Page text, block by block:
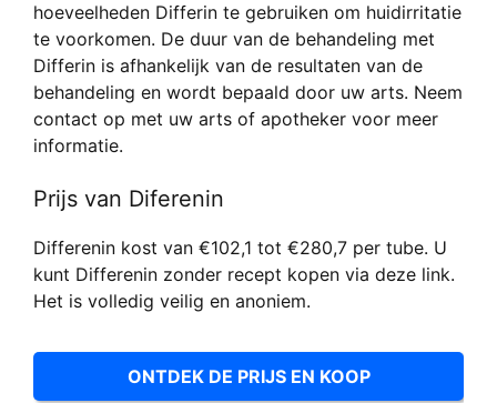
hoeveelheden Differin te gebruiken om huidirritatie
te voorkomen. De duur van de behandeling met
Differin is afhankelijk van de resultaten van de
behandeling en wordt bepaald door uw arts. Neem
contact op met uw arts of apotheker voor meer
informatie.
Prijs van Diferenin
Differenin kost van €102,1 tot €280,7 per tube. U
kunt Differenin zonder recept kopen via deze link.
Het is volledig veilig en anoniem.
ONTDEK DE PRIJS EN KOOP